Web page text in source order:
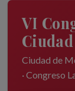
VI
Ciudad de
· Congreso